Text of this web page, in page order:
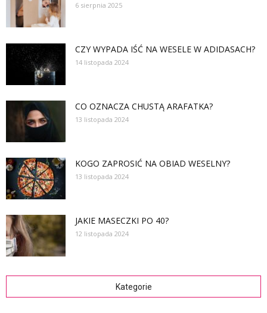
6 sierpnia 2025
CZY WYPADA IŚĆ NA WESELE W ADIDASACH?
14 listopada 2024
CO OZNACZA CHUSTĄ ARAFATKA?
13 listopada 2024
KOGO ZAPROSIĆ NA OBIAD WESELNY?
13 listopada 2024
JAKIE MASECZKI PO 40?
12 listopada 2024
Kategorie